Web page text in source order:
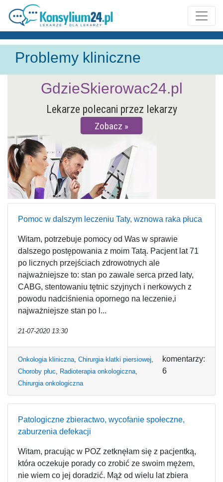
Problemy kliniczne
Lekarze polecani przez lekarzy
Zobacz
GdzieSkierowac24.pl
Pomoc w dalszym leczeniu Taty, wznowa raka płuca
Witam, potrzebuje pomocy od Was w sprawie
dalszego postępowania z moim Tatą. Pacjent lat 71
po licznych przejściach zdrowotnych ale
najważniejsze to: stan po zawale serca przed laty,
CABG, stentowaniu tętnic szyjnych i nerkowych z
powodu nadciśnienia opornego na leczenie,i
najważniejsze stan po l...
21-07-2020 13:30
Onkologia kliniczna, Chirurgia klatki piersiowej,
Choroby płuc, Radioterapia onkologiczna,
Chirurgia onkologiczna
komentarzy:
6
Patologiczne zbieractwo, wycofanie społeczne,
zaburzenia defekacji
Witam, pracując w POZ zetknęłam się z pacjentką,
która oczekuje porady co zrobić ze swoim mężem,
nie wiem co jej doradzić. Mąż od wielu lat zbiera